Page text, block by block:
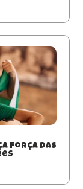
força das